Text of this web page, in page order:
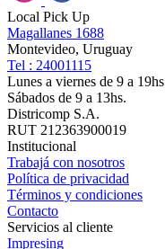
Local Pick Up
Magallanes 1688
Montevideo, Uruguay
Tel : 24001115
Lunes a viernes de 9 a 19hs
Sábados de 9 a 13hs.
Districomp S.A.
RUT 212363900019
Institucional
Trabajá con nosotros
Política de privacidad
Términos y condiciones
Contacto
Servicios al cliente
Impresing